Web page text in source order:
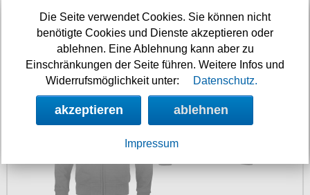
Thor Steinar Kapuzenjacke Viking
Die Seite verwendet Cookies. Sie können nicht
benötigte Cookies und Dienste akzeptieren oder
ablehnen. Eine Ablehnung kann aber zu
Einschränkungen der Seite führen. Weitere Infos und
Widerrufsmöglichkeit unter:
Datenschutz.
akzeptieren ablehnen
Impressum